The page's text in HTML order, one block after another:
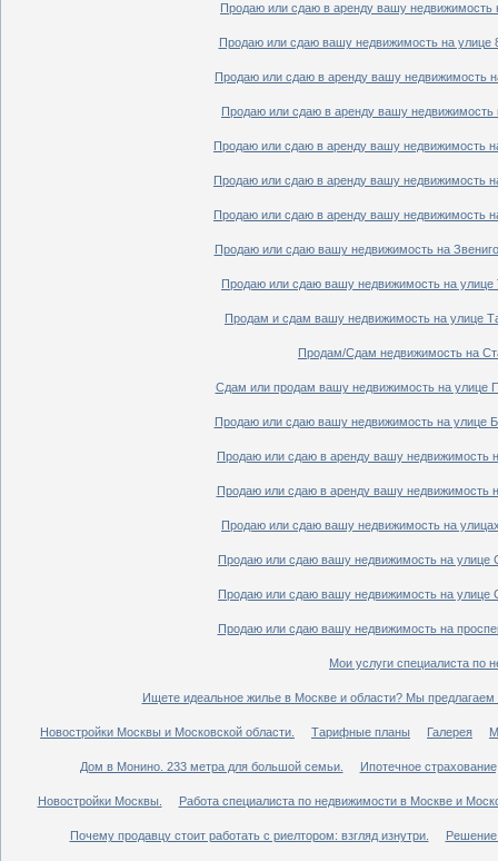
Продаю или сдаю в аренду вашу недвижимость
Продаю или сдаю вашу недвижимость на улице
Продаю или сдаю в аренду вашу недвижимость
Продаю или сдаю в аренду вашу недвижимость
Продаю или сдаю в аренду вашу недвижимость
Продаю или сдаю в аренду вашу недвижимость
Продаю или сдаю в аренду вашу недвижимость
Продаю или сдаю вашу недвижимость на
Продаю или сдаю вашу недвижимость на улице
Продам и сдам вашу недвижимость на улице
Продам/Сдам недвижимость на
Сдам или продам вашу недвижимость на улице
Продаю или сдаю вашу недвижимость на улице
Продаю или сдаю в аренду вашу недвижимость
Продаю или сдаю в аренду вашу недвижимость
Продаю или сдаю вашу недвижимость на
Продаю или сдаю вашу недвижимость на улице
Продаю или сдаю вашу недвижимость на улице
Продаю или сдаю вашу недвижимость на
Мои услуги специалиста по
Ищете идеальное жилье в Москве и области? Мы
Новостройки Москвы и Московской области. Тарифные планы Галерея
Дом в Монино. 233 метра для большой семьи. Ипотечное
Новостройки Москвы. Работа специалиста по недвижимости в Москве и
Почему продавцу стоит работать с риелтором: взгляд изнутри.